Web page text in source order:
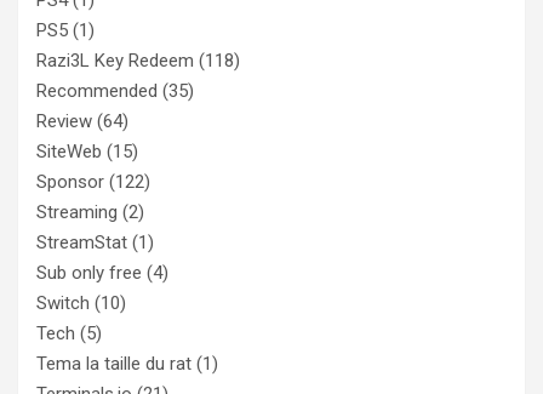
PS5 (1)
Razi3L Key Redeem (118)
Recommended (35)
Review (64)
SiteWeb (15)
Sponsor (122)
Streaming (2)
StreamStat (1)
Sub only free (4)
Switch (10)
Tech (5)
Tema la taille du rat (1)